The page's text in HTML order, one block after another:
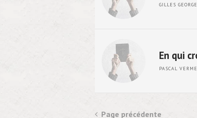
GILLES
En qui
PASCAL
Page précédente